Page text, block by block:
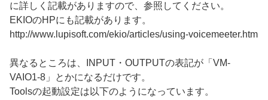
に詳しく記載がありますので、参照してください。
EKIOのHPにも記載があります。
http://www.lupisoft.com/ekio/articles/using-voicemeeter.htm
異なるところは、INPUT・OUTPUTの表記が「VM-
VAIO1-8」とかになるだけです。
Toolsの起動設定は以下のようになっています。